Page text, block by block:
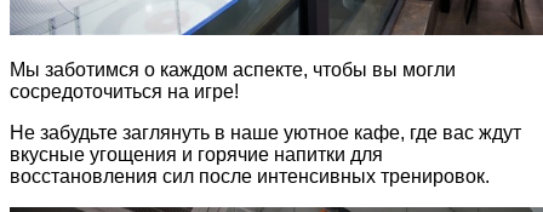
Мы заботимся о каждом аспекте, чтобы вы могли
сосредоточиться на игре!
Не забудьте заглянуть в наше уютное кафе, где вас ждут
вкусные угощения и горячие напитки для
восстановления сил после интенсивных тренировок.